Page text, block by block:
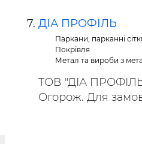
ДІА ПРОФІЛЬ
Паркани, парканні
Покрівля
Метал та вироби з
ТОВ "ДІА
Огорож. Для